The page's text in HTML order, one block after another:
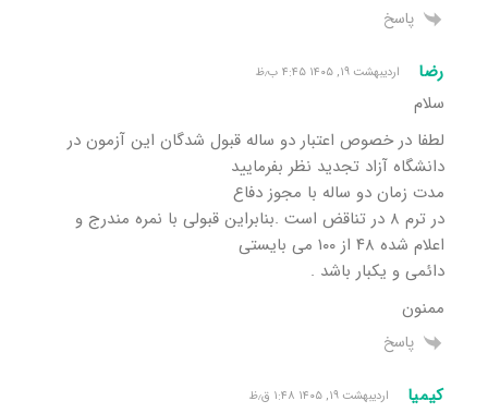
پاسخ
رضا اردیبهشت ۱۹, ۱۴۰۵ ۴:۴۵ ب٫ظ
سلام
لطفا در خصوص اعتبار دو ساله قبول شدگان این آزمون در
دانشگاه آزاد تجدید نظر بفرمایید
مدت زمان دو ساله با مجوز دفاع
در ترم ۸ در تناقض است .بنابراین قبولی با نمره مندرج و
اعلام شده ۴۸ از ۱۰۰ می بایستی
دائمی و یکبار باشد .
ممنون
پاسخ
کیمیا اردیبهشت ۱۹, ۱۴۰۵ ۱:۴۸ ق٫ظ